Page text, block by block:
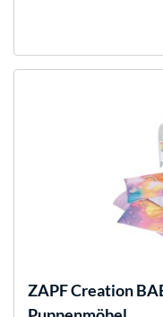
ZAPF Creation